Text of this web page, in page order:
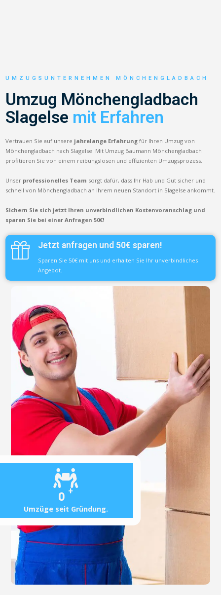
0 +
Umzüge seit Gründung.
UMZUGSUNTERNEHMEN MÖNCHENGLADBACH
Umzug Mönchengladbach
Slagelse mit Erfahren
Vertrauen Sie auf unsere jahrelange Erfahrung für Ihren Umzug von
Mönchengladbach nach Slagelse. Mit Umzug Baumann Mönchengladbach
profitieren Sie von einem reibungslosen und effizienten Umzugsprozess.
Unser professionelles Team sorgt dafür, dass Ihr Hab und Gut sicher und
schnell von Mönchengladbach an Ihrem neuen Standort in Slagelse ankommt.
Sichern Sie sich jetzt Ihren unverbindlichen Kostenvoranschlag und
sparen Sie bei einer Anfragen 50€!
Jetzt anfragen und 50€ sparen!
Sparen Sie 50€ mit uns und erhalten Sie Ihr unverbindliches
Angebot.